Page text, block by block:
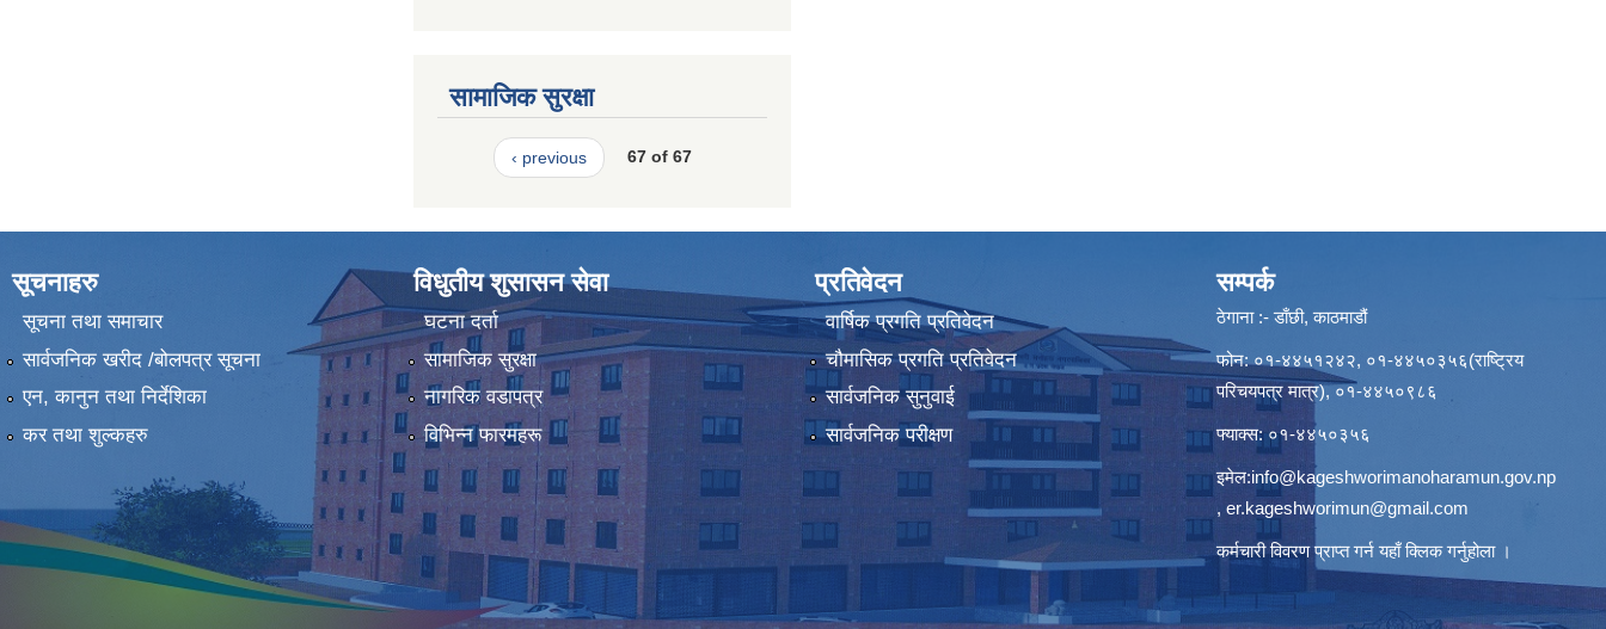
सामाजिक सुरक्षा
‹ previous 67 of 67
सूचनाहरु
सूचना तथा समाचार
सार्वजनिक खरीद /बोलपत्र सूचना
एन, कानुन तथा निर्देशिका
कर तथा शुल्कहरु
विधुतीय शुसासन सेवा
घटना दर्ता
सामाजिक सुरक्षा
नागरिक वडापत्र
विभिन्न फारमहरू
प्रतिवेदन
वार्षिक प्रगति प्रतिवेदन
चौमासिक प्रगति प्रतिवेदन
सार्वजनिक सुनुवाई
सार्वजनिक परीक्षण
सम्पर्क
ठेगाना :- डाँछी, काठमाडौं
फोन: ०१-४४५१२४२, ०१-४४५०३५६(राष्ट्रिय
परिचयपत्र मात्र), ०१-४४५०९८६
फ्याक्स: ०१-४४५०३५६
इमेल:info@kageshworimanoharamun.gov.np
, er.kageshworimun@gmail.com
कर्मचारी विवरण प्राप्त गर्नयहाँ क्लिकगर्नुहोला ।